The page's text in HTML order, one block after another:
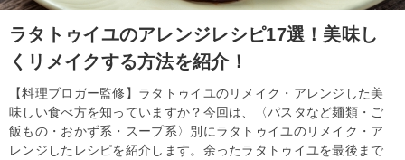
ラタトゥイユのアレンジレシピ17選！美味し
くリメイクする方法を紹介！
【料理ブロガー監修】ラタトゥイユのリメイク・アレンジした美
味しい食べ方を知っていますか？今回は、〈パスタなど麺類・ご
飯もの・おかず系・スープ系〉別にラタトゥイユのリメイク・ア
レンジしたレシピを紹介します。余ったラタトゥイユを最後まで